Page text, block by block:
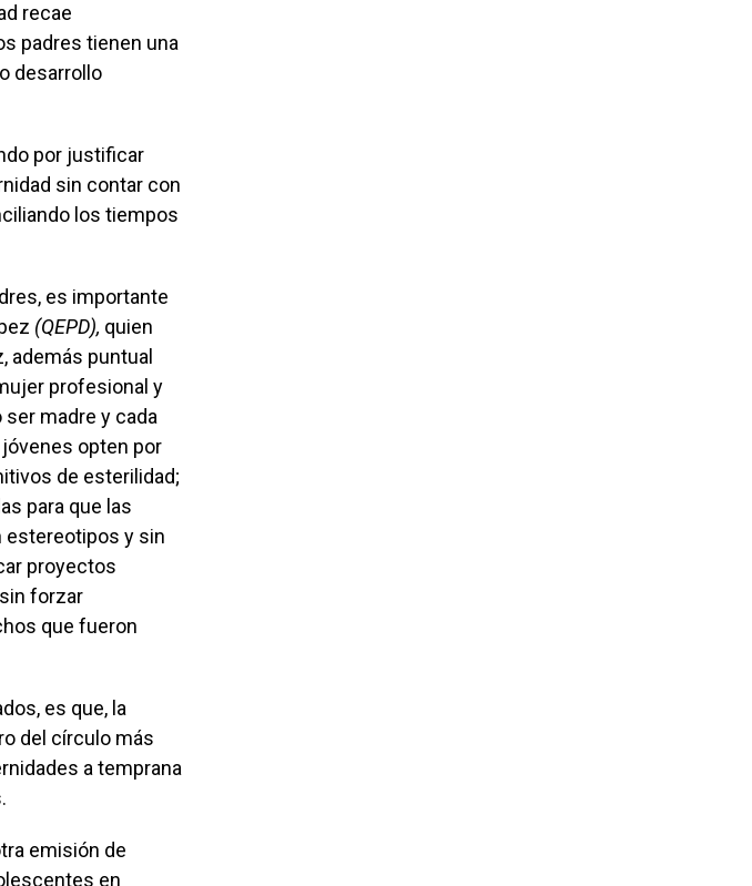
recae
padres tienen una
desarrollo
por justificar
sin contar con
los tiempos
es importante
(QEPD), quien
además puntual
profesional y
madre y cada
opten por
de esterilidad;
para que las
estereotipos y sin
proyectos
forzar
que fueron
es que, la
del círculo más
a temprana
emisión de
en